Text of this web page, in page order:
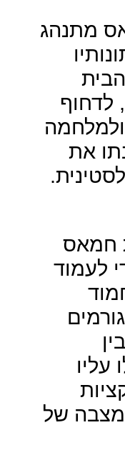
מתנהג
לדחוף
את
חמאס
לעמוד
עליו
של